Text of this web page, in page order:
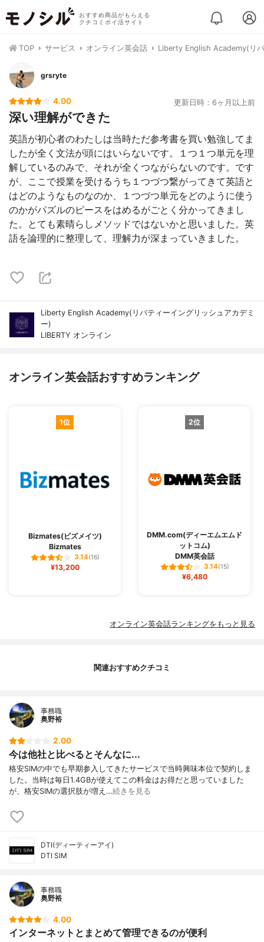
おすすめ商品がもらえる
クチコミポイ活サイト
TOP サービス オンライン英会話 Liberty English Academy(リ
grsryte
4.00 更新日時：6ヶ月以上前
深い理解ができた
英語が初心者のわたしは当時ただ参考書を買い勉強してま
したが全く文法が頭にはいらないです。１つ１つ単元を理
解しているのみで、それが全くつながらないのです。です
が、ここで授業を受けるうち１つづつ繋がってきて英語と
はどのようなものなのか、１つづつ単元をどのように使う
のかがパズルのピースをはめるがごとく分かってきまし
た。とても素晴らしメソッドではないかと思いました。英
語を論理的に整理して、理解力が深まっていきました。
Liberty English Academy(リバティーイングリッシュアカデミ
ー)
LIBERTY オンライン
オンライン英会話おすすめランキング
1位
Bizmates(ビズメイツ)
Bizmates
3.14(16)
¥13,200
2位
DMM.com(ディーエムエムド
ットコム)
DMM英会話
3.14(15)
¥6,480
オンライン英会話ランキングをもっと見る
関連おすすめクチコミ
事務職
奥野裕
2.00
今は他社と比べるとそんなに...
格安SIMの中でも早期参入してきたサービスで当時興味本位で契約しま
した。当時は毎日1.4GBが使えてこの料金はお得だと思っていました
が、格安SIMの選択肢が増え…続きを見る
DTI(ディーティーアイ)
DTI SIM
事務職
奥野裕
4.00
インターネットとまとめて管理できるのが便利